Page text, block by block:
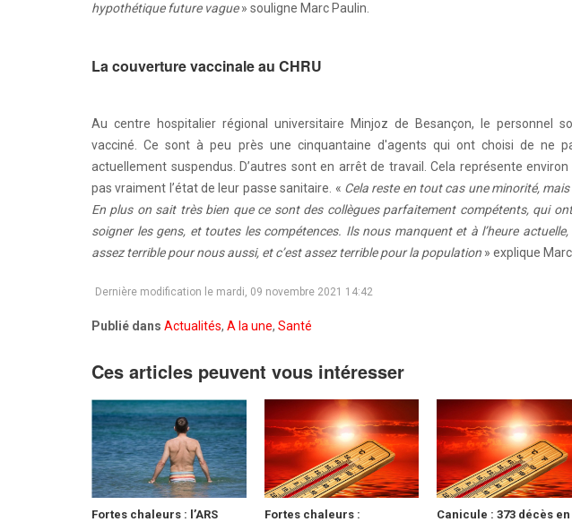
hypothétique future vague» souligne Marc Paulin.
La couverture vaccinale au CHRU
Au centre hospitalier régional universitaire Minjoz de Besançon, le personnel
vacciné. Ce sont à peu près une cinquantaine d'agents qui ont choisi de ne
actuellement suspendus. D’autres sont en arrêt de travail. Cela représente
pas vraiment l’état de leur passe sanitaire. « Cela reste en tout cas une minorité,
En plus on sait très bien que ce sont des collègues parfaitement compétents, qui
soigner les gens, et toutes les compétences. Ils nous manquent et à l’heure actuelle,
assez terrible pour nous aussi, et c’est assez terrible pour la population » explique
Dernière modification le mardi, 09 novembre 2021 14:42
Publié dans Actualités, A la une, Santé
Ces articles peuvent vous intéresser
Fortes chaleurs : l’ARS
Fortes chaleurs :
Canicule : 373 décès en